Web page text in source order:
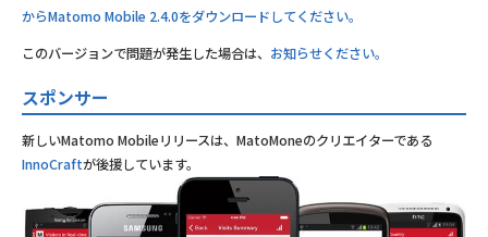
からMatomo Mobile 2.4.0をダウンロードしてください。
このバージョンで問題が発生した場合は、 お知らせください。
スポンサー
新しいMatomo Mobileリリースは、MatoMoneのクリエイターである
InnoCraftが後援しています。